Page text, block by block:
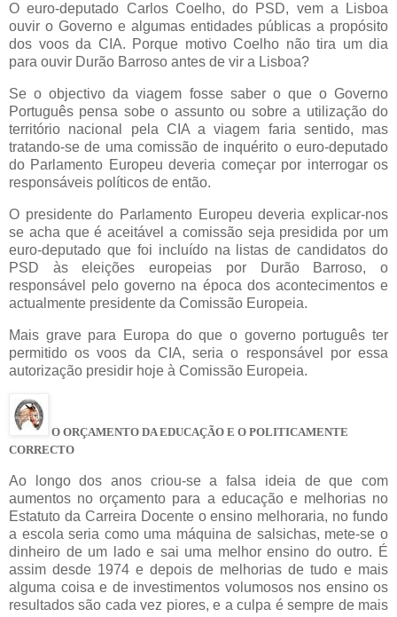
O euro-deputado Carlos Coelho, do PSD, vem a Lisboa
ouvir o Governo e algumas entidades públicas a propósito
dos voos da CIA. Porque motivo Coelho não tira um dia
para ouvir Durão Barroso antes de vir a Lisboa?
Se o objectivo da viagem fosse saber o que o Governo
Português pensa sobe o assunto ou sobre a utilização do
território nacional pela CIA a viagem faria sentido, mas
tratando-se de uma comissão de inquérito o euro-deputado
do Parlamento Europeu deveria começar por interrogar os
responsáveis políticos de então.
O presidente do Parlamento Europeu deveria explicar-nos
se acha que é aceitável a comissão seja presidida por um
euro-deputado que foi incluído na listas de candidatos do
PSD às eleições europeias por Durão Barroso, o
responsável pelo governo na época dos acontecimentos e
actualmente presidente da Comissão Europeia.
Mais grave para Europa do que o governo português ter
permitido os voos da CIA, seria o responsável por essa
autorização presidir hoje à Comissão Europeia.
O ORÇAMENTO DA EDUCAÇÃO E O POLITICAMENTE
CORRECTO
Ao longo dos anos criou-se a falsa ideia de que com
aumentos no orçamento para a educação e melhorias no
Estatuto da Carreira Docente o ensino melhoraria, no fundo
a escola seria como uma máquina de salsichas, mete-se o
dinheiro de um lado e sai uma melhor ensino do outro. É
assim desde 1974 e depois de melhorias de tudo e mais
alguma coisa e de investimentos volumosos nos ensino os
resultados são cada vez piores, e a culpa é sempre de mais